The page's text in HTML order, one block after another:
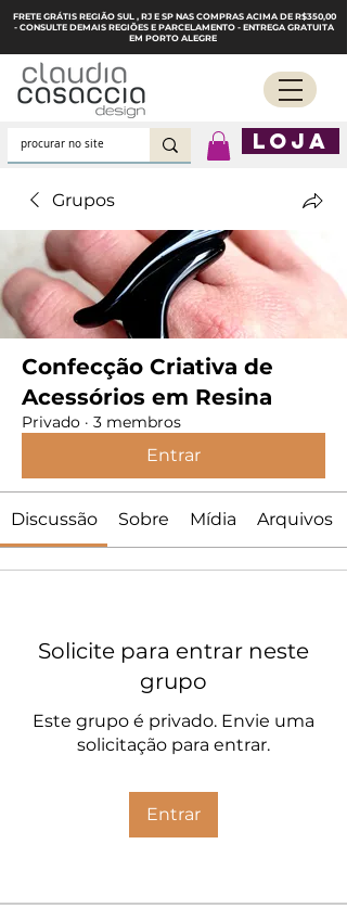
FRETE GRÁTIS REGIÃO SUL , RJ E SP NAS COMPRAS ACIMA DE R$350,00
- CONSULTE DEMAIS REGIÕES E PARCELAMENTO - ENTREGA GRATUITA
EM PORTO ALEGRE
LOJA
Grupos
Confecção Criativa de
Acessórios em Resina
Privado · 3 membros
Entrar
Discussão Sobre Mídia Arquivos
Solicite para entrar neste
grupo
Este grupo é privado. Envie uma
solicitação para entrar.
Entrar